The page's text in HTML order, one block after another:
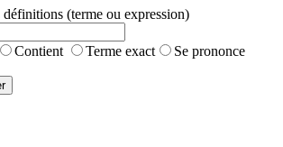
définitions (terme ou expression)
Contient Terme exact
Se prononce